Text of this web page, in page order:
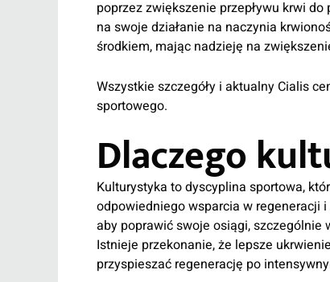
poprzez zwiększenie przepływu krwi
na swoje działanie na naczynia
środkiem, mając nadzieję na
Wszystkie szczegóły i aktualny Cialis
sportowego.
Dlaczego
Kulturystyka to dyscyplina sportowa,
odpowiedniego wsparcia w regeneracji
aby poprawić swoje osiągi,
Istnieje przekonanie, że lepsze
przyspieszać regenerację po